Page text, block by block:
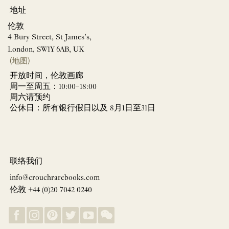
地址
伦敦
4 Bury Street, St James’s,
London, SW1Y 6AB, UK
(地图)
开放时间，伦敦画廊
周一至周五：10:00–18:00
周六请预约
公休日：所有银行假日以及 8月1日至31日
联络我们
info@crouchrarebooks.com
伦敦 +44 (0)20 7042 0240